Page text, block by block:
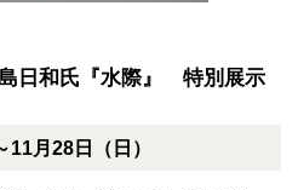
日和氏『水際』 特別展示
月28日（日）